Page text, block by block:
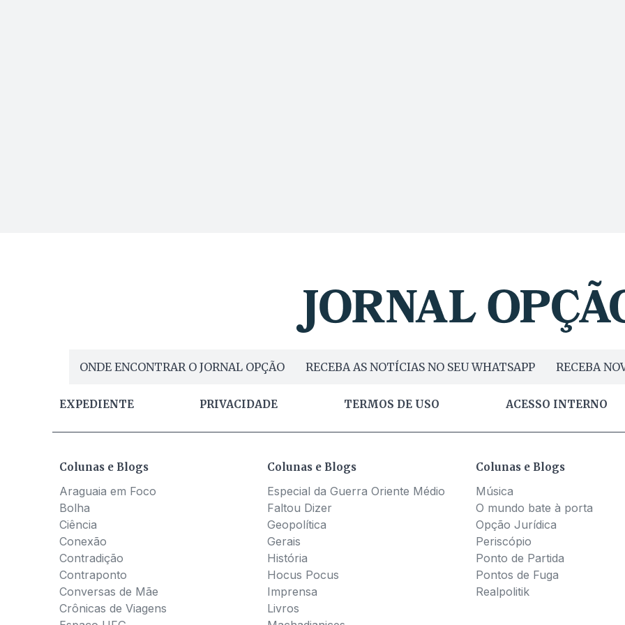
ONDE ENCONTRAR O JORNAL OPÇÃO RECEBA AS NOTÍCIAS NO SEU WHATSAPP RECEBA
EXPEDIENTE PRIVACIDADE TERMOS DE USO ACESSO INTERNO
Colunas e Blogs
Araguaia em Foco
Bolha
Ciência
Conexão
Contradição
Contraponto
Conversas de Mãe
Crônicas de Viagens
Colunas e Blogs
Especial da Guerra Oriente Médio
Faltou Dizer
Geopolítica
Gerais
História
Hocus Pocus
Imprensa
Livros
Colunas e Blogs
Música
O mundo bate à porta
Opção Jurídica
Periscópio
Ponto de Partida
Pontos de Fuga
Realpolitik